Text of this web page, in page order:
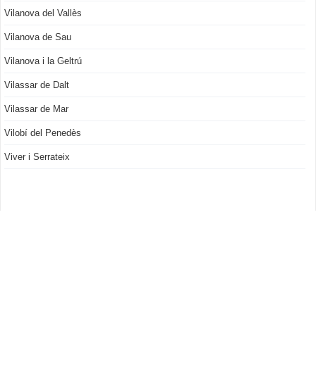
Vilanova del Vallès
Vilanova de Sau
Vilanova i la Geltrú
Vilassar de Dalt
Vilassar de Mar
Vilobí del Penedès
Viver i Serrateix